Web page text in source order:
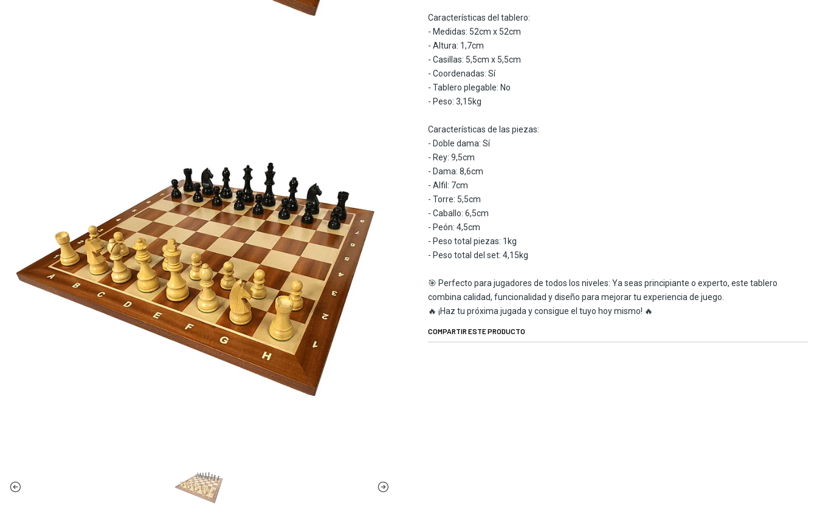
Características del tablero:
- Medidas: 52cm x 52cm
- Altura: 1,7cm
- Casillas: 5,5cm x 5,5cm
- Coordenadas: Sí
- Tablero plegable: No
- Peso: 3,15kg
Características de las piezas:
- Doble dama: Sí
- Rey: 9,5cm
- Dama: 8,6cm
- Alfil: 7cm
- Torre: 5,5cm
- Caballo: 6,5cm
- Peón: 4,5cm
- Peso total piezas: 1kg
- Peso total del set: 4,15kg
🎯 Perfecto para jugadores de todos los niveles: Ya seas principiante o experto, este tablero
combina calidad, funcionalidad y diseño para mejorar tu experiencia de juego.
🔥 ¡Haz tu próxima jugada y consigue el tuyo hoy mismo! 🔥
COMPARTIR ESTE PRODUCTO